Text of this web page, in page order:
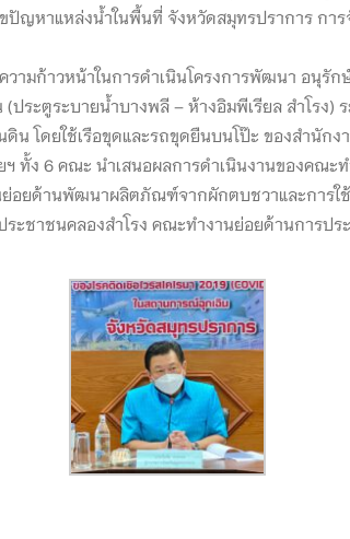
หาแหล่งน้ำในพื้นที่ จังหวัดสมุทรปราการ การ
ามก้าวหน้าในการดำเนินโครงการพัฒนา อนุรั
ตูระบายน้ำบางพลี – ห้างอิมพีเรียล สำโรง) ร
โดยใช้เรือขุดและรถขุดยืนบนโป๊ะ ของสำนัก
ทั้ง 6 คณะ นำเสนอผลการดำเนินงานของค
ยด้านพัฒนาผลิตภัณฑ์จากผักตบชวาและการใ
ระชาชนคลองสำโรง คณะทำงานย่อยด้านการ